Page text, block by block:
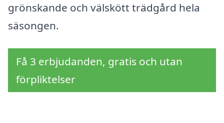
grönskande och välskött trädgård hela
säsongen.
Få 3 erbjudanden, gratis och utan
förpliktelser